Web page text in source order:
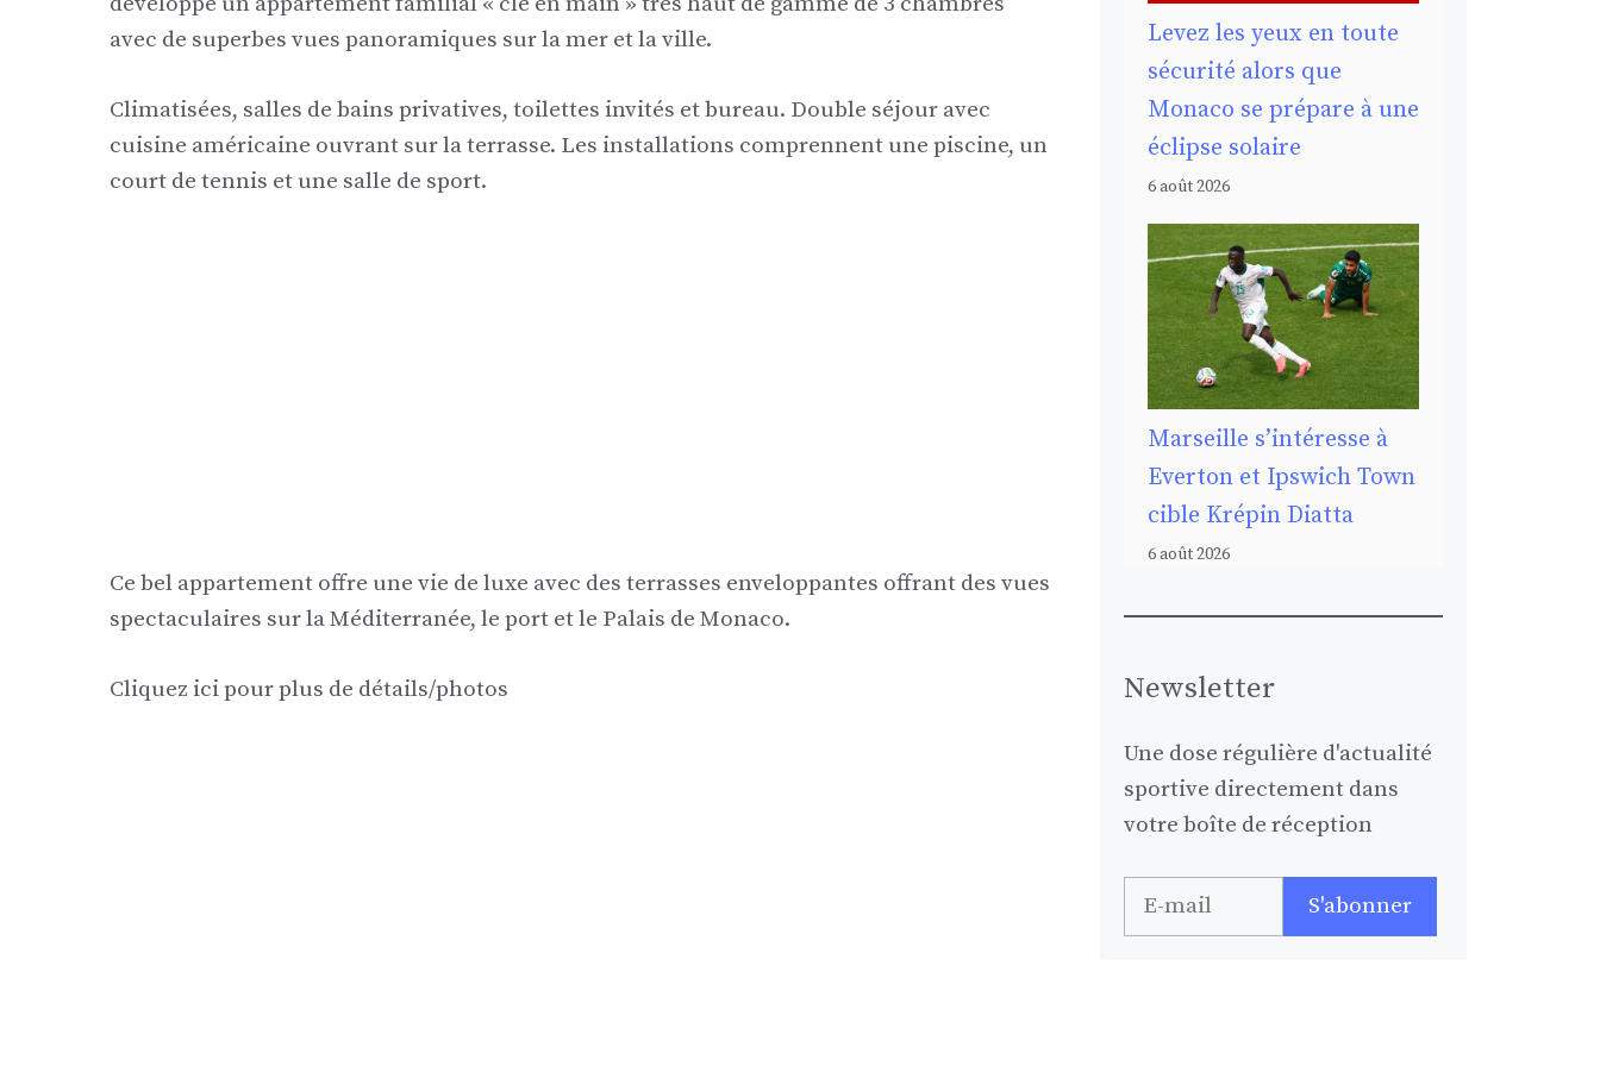
avec de superbes vues panoramiques sur la mer et la ville.
Climatisées, salles de bains privatives, toilettes invités et bureau. Double séjour avec
cuisine américaine ouvrant sur la terrasse. Les installations comprennent une piscine, un
court de tennis et une salle de sport.
Ce bel appartement offre une vie de luxe avec des terrasses enveloppantes offrant des vues
spectaculaires sur la Méditerranée, le port et le Palais de Monaco.
Cliquez ici pour plus de détails/photos
Levez les yeux en toute
sécurité alors que
Monaco se prépare à une
éclipse solaire
6 août 2026
Marseille s’intéresse à
Everton et Ipswich Town
cible Krépin Diatta
6 août 2026
Newsletter
Une dose régulière d'actualité
sportive directement dans
votre boîte de réception